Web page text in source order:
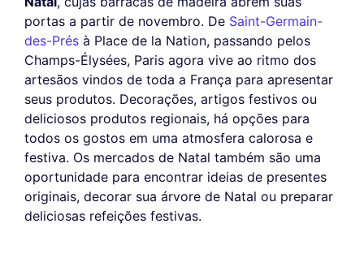
portas a partir de novembro. De Saint-Germain-
des-Prés à Place de la Nation, passando pelos
Champs-Élysées, Paris agora vive ao ritmo dos
artesãos vindos de toda a França para apresentar
seus produtos. Decorações, artigos festivos ou
deliciosos produtos regionais, há opções para
todos os gostos em uma atmosfera calorosa e
festiva. Os mercados de Natal também são uma
oportunidade para encontrar ideias de presentes
originais, decorar sua árvore de Natal ou preparar
deliciosas refeições festivas.